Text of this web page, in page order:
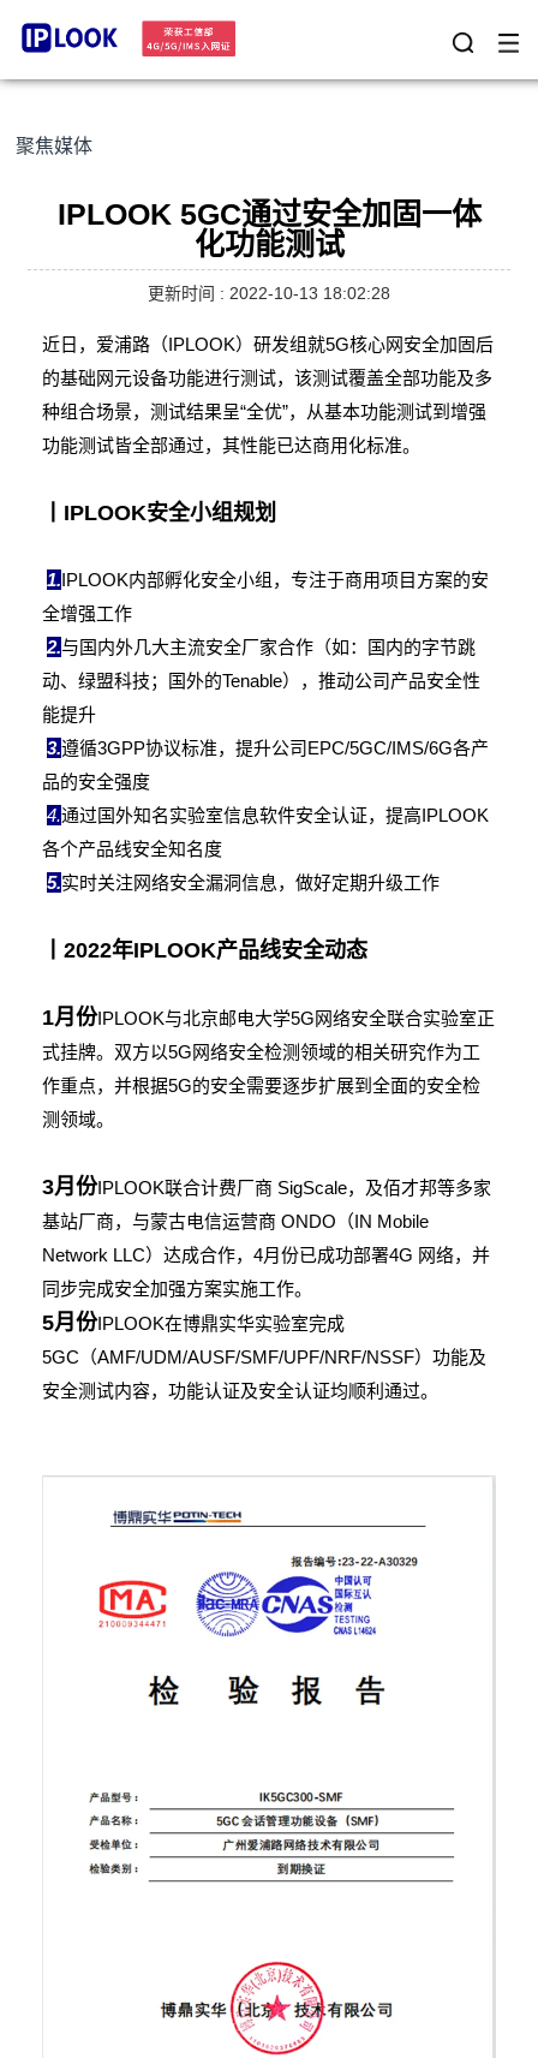
聚焦媒体
IPLOOK 5GC通过安全加固一体
化功能测试
更新时间 : 2022-10-13 18:02:28
近日，爱浦路（IPLOOK）研发组就5G核心网安全加固后
的基础网元设备功能进行测试，该测试覆盖全部功能及多
种组合场景，测试结果呈“全优”，从基本功能测试到增强
功能测试皆全部通过，其性能已达商用化标准。
丨IPLOOK安全小组规划
1.IPLOOK内部孵化安全小组，专注于商用项目方案的安
全增强工作
2.与国内外几大主流安全厂家合作（如：国内的字节跳
动、绿盟科技；国外的Tenable），推动公司产品安全性
能提升
3.遵循3GPP协议标准，提升公司EPC/5GC/IMS/6G各产
品的安全强度
4.通过国外知名实验室信息软件安全认证，提高IPLOOK
各个产品线安全知名度
5.实时关注网络安全漏洞信息，做好定期升级工作
丨2022年IPLOOK产品线安全动态
1月份IPLOOK与北京邮电大学5G网络安全联合实验室正
式挂牌。双方以5G网络安全检测领域的相关研究作为工
作重点，并根据5G的安全需要逐步扩展到全面的安全检
测领域。
3月份IPLOOK联合计费厂商 SigScale，及佰才邦等多家
基站厂商，与蒙古电信运营商 ONDO（IN Mobile
Network LLC）达成合作，4月份已成功部署4G 网络，并
同步完成安全加强方案实施工作。
5月份IPLOOK在博鼎实华实验室完成
5GC（AMF/UDM/AUSF/SMF/UPF/NRF/NSSF）功能及
安全测试内容，功能认证及安全认证均顺利通过。